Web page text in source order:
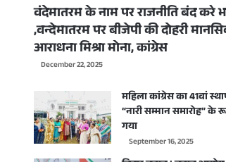
वंदेमातरम के नाम पर राजनीति बंद करे
,वन्देमातरम पर बीजेपी की दोहरी
आराधना मिश्रा मोना, कांग्रेस
December 22, 2025
महिला कांग्रेस का 41वां
“नारी सम्मान समारोह” के
गया
September 16, 2025